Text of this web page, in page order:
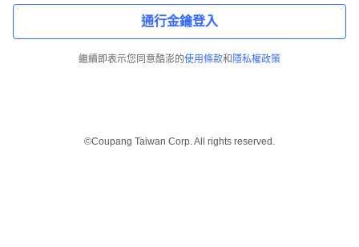
通行金鑰登入
繼續即表示您同意酷澎的使用條款和 隱私權政策
©Coupang Taiwan Corp. All rights reserved.